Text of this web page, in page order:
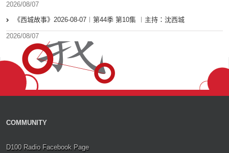
2026/08/07
《西城故事》2026-08-07︱第44季 第10集 ︱主持：沈西城
2026/08/07
COMMUNITY
D100 Radio Facebook Page